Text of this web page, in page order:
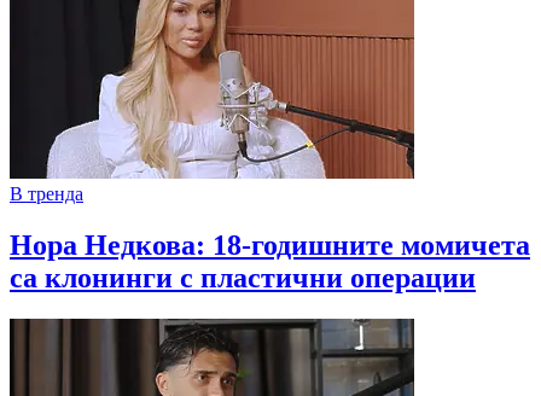
В тренда
Нора Недкова: 18-годишните момичета
са клонинги с пластични операции